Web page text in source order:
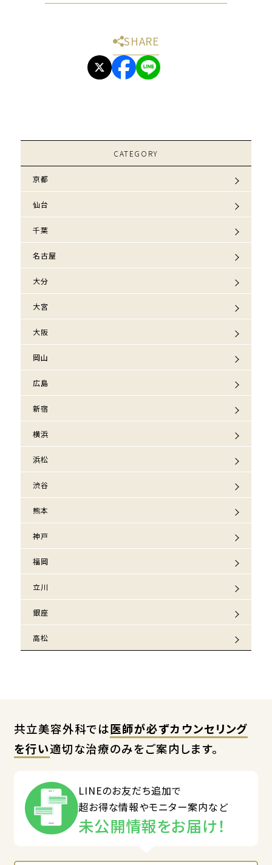
SHARE
CATEGORY
京都
仙台
千葉
名古屋
大分
大宮
大阪
岡山
広島
新宿
横浜
浜松
渋谷
熊本
神戸
福岡
立川
銀座
高松
共立美容外科では医師が必ずカウンセリング
を行い適切な治療のみをご案内します。
LINEのお友だち追加で
超お得な情報やモニター案内など
未公開情報をお届け！